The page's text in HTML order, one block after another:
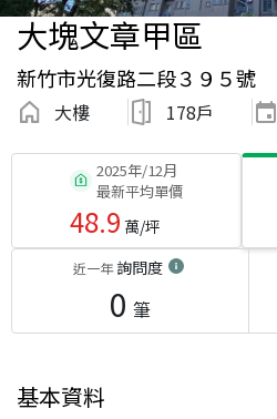
大塊文章甲區
新竹市光復路二段３９５號
大樓 178戶
2025年/12月
最新平均單價
48.9 萬/坪
近一年詢問度
0 筆
基本資料